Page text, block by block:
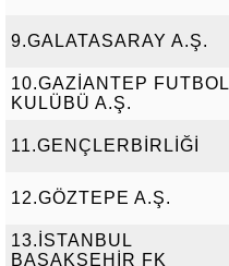
9.GALATASARAY A.Ş.
10.GAZİANTEP FUTBOL
KULÜBÜ A.Ş.
11.GENÇLERBİRLİĞİ
12.GÖZTEPE A.Ş.
13.İSTANBUL
BAŞAKŞEHİR FK